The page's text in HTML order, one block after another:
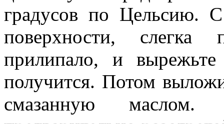
градусов по Цельсию. С
поверхности,
прилипало, и
получится. Потом
смазанную маслом.